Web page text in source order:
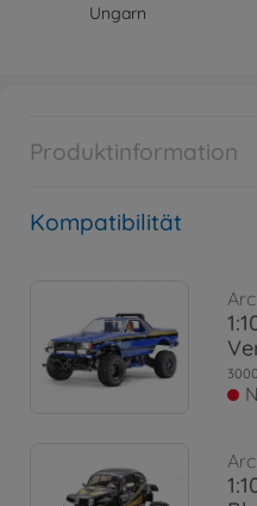
Ungarn
Produktinformation
Kompatibilität